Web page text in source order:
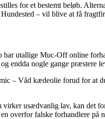
for et bestemt beløb.
– vil blive at få
har utallige Muc-Off online
endda nogle gange præstere
– Våd kædeolie forud for at
usædvanlig lav, kan det
overfor falske forhandlere på